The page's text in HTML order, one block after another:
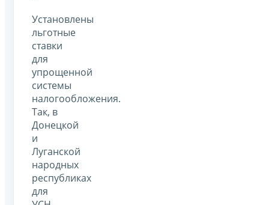
Установлены
льготные
ставки
для
упрощенной
системы
налогообложения.
Так, в
Донецкой
и
Луганской
народных
республиках
для